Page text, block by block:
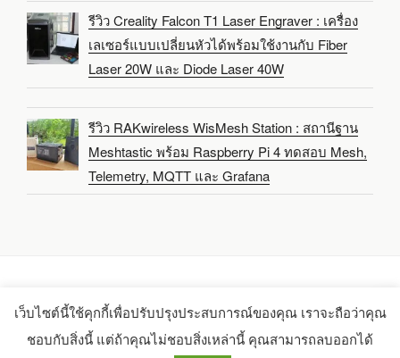
รีวิว Creality Falcon T1 Laser Engraver : เครื่อง
เลเซอร์แบบเปลี่ยนหัวได้พร้อมใช้งานกับ Fiber
Laser 20W และ Diode Laser 40W
รีวิว RAKwireless WisMesh Station : สถานีฐาน
Meshtastic พร้อม Raspberry Pi 4 ทดสอบ Mesh,
Telemetry, MQTT และ Grafana
Copyright 2021-2025 -CNX Software Limited
เว็บไซต์นี้ใช้คุกกี้เพื่อปรับปรุงประสบการณ์ของคุณ เราจะถือว่าคุณ
ชอบกับสิ่งนี้ แต่ถ้าคุณไม่ชอบสิ่งเหล่านี้ คุณสามารถลบออกได้